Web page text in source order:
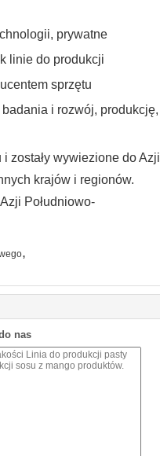
prywatne
linie do produkcji
sprzętu
i rozwój, produkcję,
zostały wywiezione do Azji
krajów i regionów.
Południowo-
,
nas